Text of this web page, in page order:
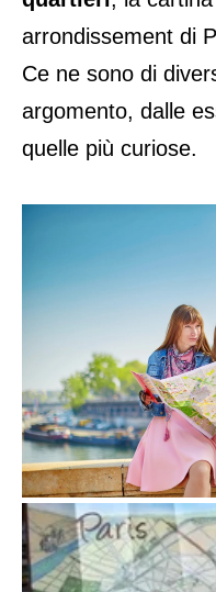
arrondissement di
Ce ne sono di
argomento, dalle
quelle più curiose.